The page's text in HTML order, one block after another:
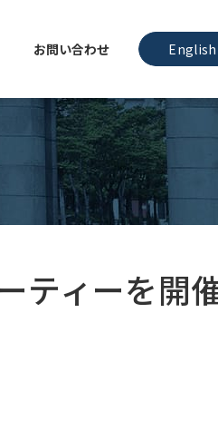
お問い合わせ English
ティーを開